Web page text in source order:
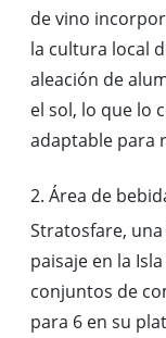
de vino
la cultura local
aleación de
el sol, lo que lo
adaptable para
2. Área de
Stratosfare,
paisaje en la
conjuntos de
para 6 en su